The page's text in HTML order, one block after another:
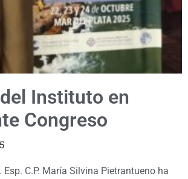
Instituto en
Congreso
C.P. María Silvina Pietrantueno ha